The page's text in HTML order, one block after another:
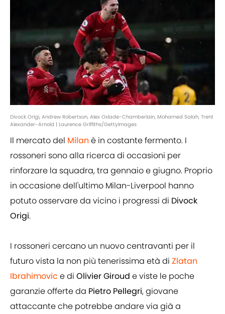
Divock Origi, Andrew Robertson, Alex Oxlade-Chamberlain, Mohamed Salah, Trent
Alexander-Arnold | Laurence Griffiths/GettyImages
Il mercato del Milan è in costante fermento. I
rossoneri sono alla ricerca di occasioni per
rinforzare la squadra, tra gennaio e giugno. Proprio
in occasione dell'ultimo Milan-Liverpool hanno
potuto osservare da vicino i progressi di Divock
Origi.
I rossoneri cercano un nuovo centravanti per il
futuro vista la non più tenerissima età di Zlatan
Ibrahimovic e di OlivierGiroud e viste le poche
garanzie offerte da Pietro Pellegri, giovane
attaccante che potrebbe andare via già a